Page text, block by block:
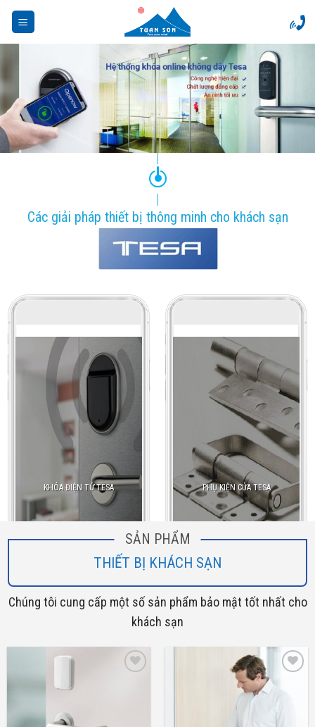
Skip
content
Các giải pháp thiết bị thông minh cho khách sạn
KHÓA ĐIỆN TỬ TESA PHỤ KIỆN CỬA TESA
SẢN PHẨM
THIẾT BỊ KHÁCH SẠN
Chúng tôi cung cấp một số sản phẩm bảo mật tốt nhất cho
khách sạn
Wishlist